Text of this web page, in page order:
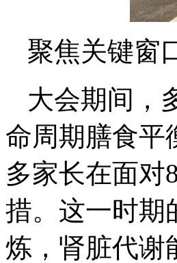
聚焦关键窗
大会期间，
命周期膳食平
多家长在面对
措。这一时期
炼，肾脏代谢